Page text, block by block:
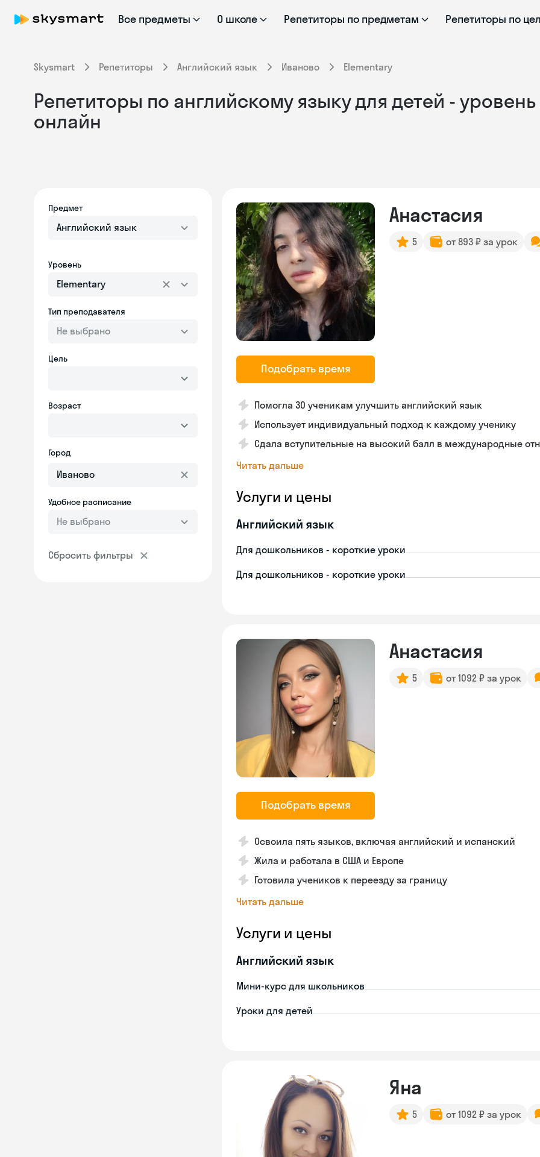
Все предметы О школе Репетиторы по предметам Репетиторы по
Skysmart Репетиторы Английский язык Иваново Elementary
Репетиторы по английскому языку для детей -
онлайн
Предмет
Английский язык
Уровень
Elementary
Тип преподавателя
Не выбрано
Цель
Возраст
Город
Удобное расписание
Не выбрано
Сбросить фильтры
Подобрать время
Анастасия
5 от 893 ₽ за урок
Помогла 30 ученикам улучшить английский язык
Использует индивидуальный подход к каждому ученику
Сдала вступительные на высокий балл в международные
Читать дальше
Услуги и цены
Английский язык
Для дошкольников - короткие уроки
Для дошкольников - короткие уроки
Подобрать время
Анастасия
5 от 1092 ₽ за урок
Освоила пять языков, включая английский и испанский
Жила и работала в США и Европе
Готовила учеников к переезду за границу
Читать дальше
Услуги и цены
Английский язык
Мини-курс для школьников
Уроки для детей
Яна
5 от 1092 ₽ за урок